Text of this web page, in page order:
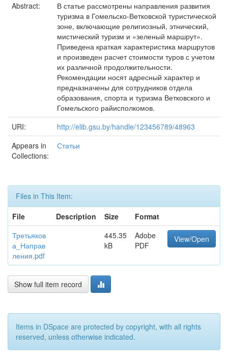
Abstract:
В статье рассмотрены направления развития
туризма в Гомельско-Ветковской туристической
зоне, включающие религиозный, этнический,
мистический туризм и «зеленый маршрут».
Приведена краткая характеристика маршрутов
и произведен расчет стоимости туров с учетом
их различной продолжительности.
Рекомендации носят адресный характер и
предназначены для сотрудников отдела
образования, спорта и туризма Ветковского и
Гомельского райисполкомов.
URI:
http://elib.gsu.by/handle/123456789/48963
Appears in
Collections:
Статьи
Files in This Item:
File
Description Size
Format
Третьяков
а_Направ
ления.pdf
445.35
kB
Adobe
PDF
View/Open
Show full item record
Items in DSpace are protected by copyright, with all rights
reserved, unless otherwise indicated.